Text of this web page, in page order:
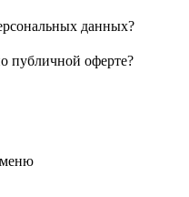
данных?
публичной оферте?
меню